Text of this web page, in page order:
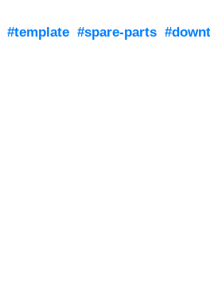
#template #spare-parts